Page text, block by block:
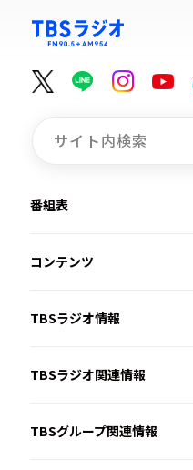
番組表
コンテンツ
TBSラジオ情報
TBSラジオ関連情報
TBSグループ関連情報